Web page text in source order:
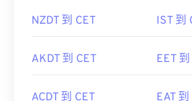
NZDT 到 CET IST 到
AKDT 到 CET EET
ACDT 到 CET EAT